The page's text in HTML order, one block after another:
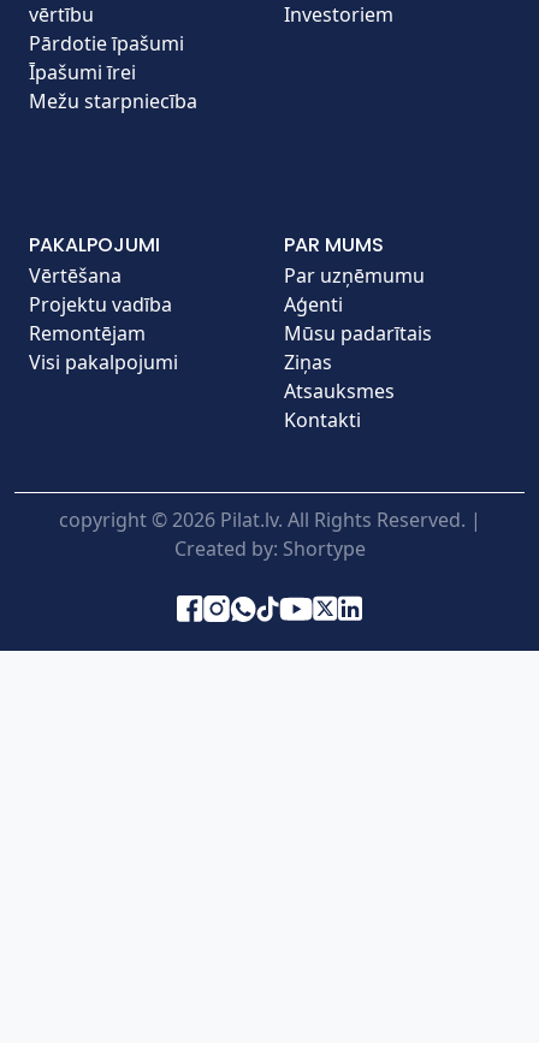
vērtību
Pārdotie īpašumi
Īpašumi īrei
Mežu starpniecība
Investoriem
PAKALPOJUMI
Vērtēšana
Projektu vadība
Remontējam
Visi pakalpojumi
PAR MUMS
Par uzņēmumu
Aģenti
Mūsu padarītais
Ziņas
Atsauksmes
Kontakti
copyright © 2026 Pilat.lv. All Rights Reserved. |
Created by: Shortype